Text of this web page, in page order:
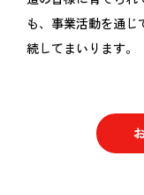
も、事業活動を通
続してまいります。